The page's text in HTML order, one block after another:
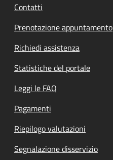
Contatti
Prenotazione appuntamento
Richiedi assistenza
Statistiche del portale
Leggi le FAQ
Pagamenti
Riepilogo valutazioni
Segnalazione disservizio